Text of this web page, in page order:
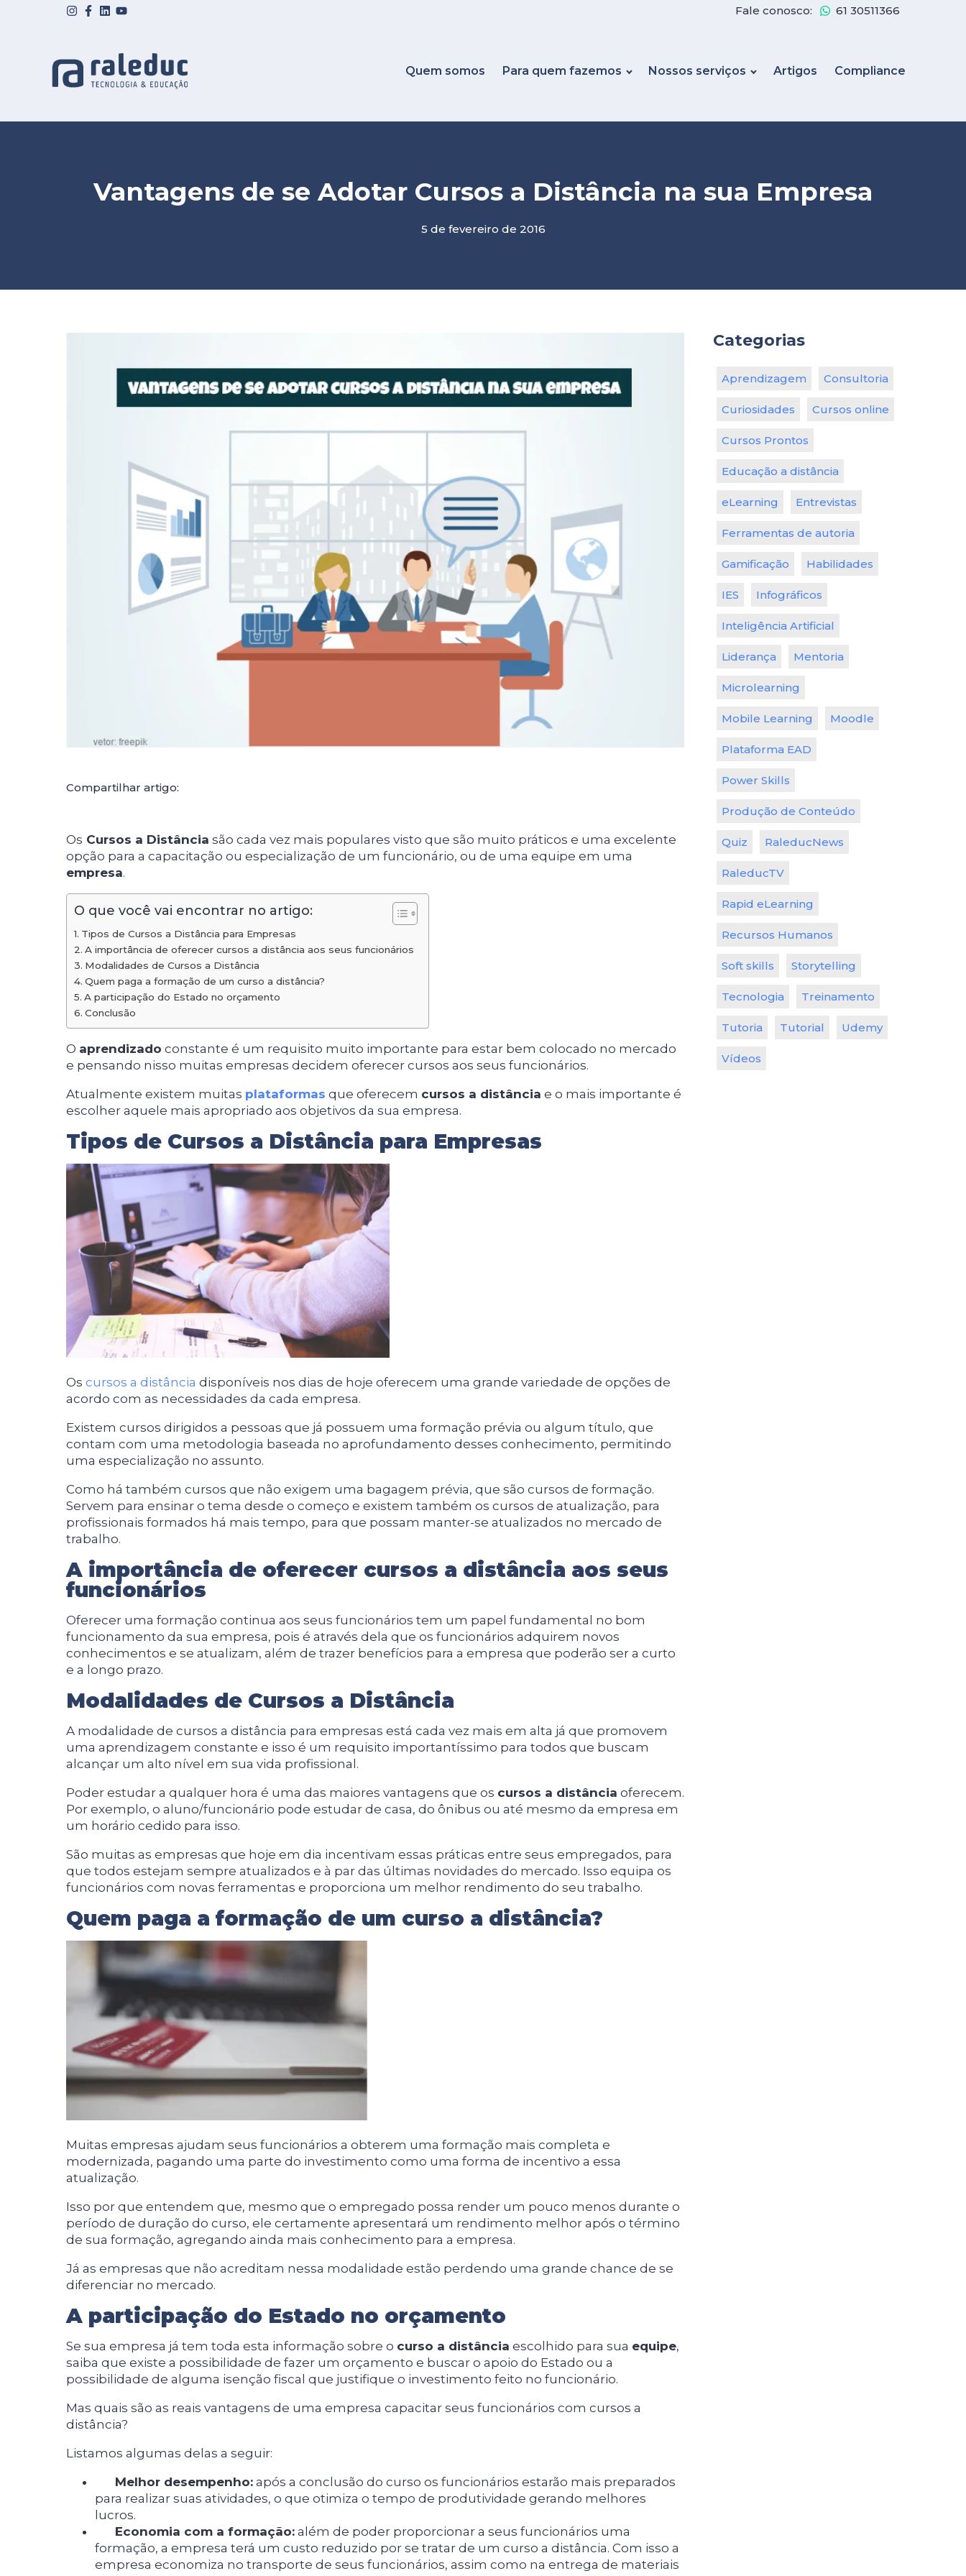
Fale conosco: 61 30511366
Quem somos Para quem fazemos Nossos serviços Artigos Compliance
Vantagens de se Adotar Cursos a Distância na sua Empresa
5 de fevereiro de 2016
Compartilhar artigo:
Os Cursos a Distância são cada vez mais populares visto que são muito práticos e uma excelente
opção para a capacitação ou especialização de um funcionário, ou de uma equipe em uma
empresa.
O que você vai encontrar no artigo:
Tipos de Cursos a Distância para Empresas
A importância de oferecer cursos a distância aos seus funcionários
Modalidades de Cursos a Distância
Quem paga a formação de um curso a distância?
A participação do Estado no orçamento
Conclusão
O aprendizado constante é um requisito muito importante para estar bem colocado no mercado
e pensando nisso muitas empresas decidem oferecer cursos aos seus funcionários.
Atualmente existem muitas plataformas que oferecem cursos a distância e o mais importante é
escolher aquele mais apropriado aos objetivos da sua empresa.
Tipos de Cursos a Distância para Empresas
Os cursos a distância disponíveis nos dias de hoje oferecem uma grande variedade de opções de
acordo com as necessidades da cada empresa.
Existem cursos dirigidos a pessoas que já possuem uma formação prévia ou algum título, que
contam com uma metodologia baseada no aprofundamento desses conhecimento, permitindo
uma especialização no assunto.
Como há também cursos que não exigem uma bagagem prévia, que são cursos de formação.
Servem para ensinar o tema desde o começo e existem também os cursos de atualização, para
profissionais formados há mais tempo, para que possam manter-se atualizados no mercado de
trabalho.
A importância de oferecer cursos a distância aos seus
funcionários
Oferecer uma formação continua aos seus funcionários tem um papel fundamental no bom
funcionamento da sua empresa, pois é através dela que os funcionários adquirem novos
conhecimentos e se atualizam, além de trazer benefícios para a empresa que poderão ser a curto
e a longo prazo.
Modalidades de Cursos a Distância
A modalidade de cursos a distância para empresas está cada vez mais em alta já que promovem
uma aprendizagem constante e isso é um requisito importantíssimo para todos que buscam
alcançar um alto nível em sua vida profissional.
Poder estudar a qualquer hora é uma das maiores vantagens que os cursos a distância oferecem.
Por exemplo, o aluno/funcionário pode estudar de casa, do ônibus ou até mesmo da empresa em
um horário cedido para isso.
São muitas as empresas que hoje em dia incentivam essas práticas entre seus empregados, para
que todos estejam sempre atualizados e à par das últimas novidades do mercado. Isso equipa os
funcionários com novas ferramentas e proporciona um melhor rendimento do seu trabalho.
Quem paga a formação de um curso a distância?
Muitas empresas ajudam seus funcionários a obterem uma formação mais completa e
modernizada, pagando uma parte do investimento como uma forma de incentivo a essa
atualização.
Isso por que entendem que, mesmo que o empregado possa render um pouco menos durante o
período de duração do curso, ele certamente apresentará um rendimento melhor após o término
de sua formação, agregando ainda mais conhecimento para a empresa.
Já as empresas que não acreditam nessa modalidade estão perdendo uma grande chance de se
diferenciar no mercado.
A participação do Estado no orçamento
Se sua empresa já tem toda esta informação sobre o curso a distância escolhido para sua equipe,
saiba que existe a possibilidade de fazer um orçamento e buscar o apoio do Estado ou a
possibilidade de alguma isenção fiscal que justifique o investimento feito no funcionário.
Mas quais são as reais vantagens de uma empresa capacitar seus funcionários com cursos a
distância?
Listamos algumas delas a seguir:
Melhor desempenho: após a conclusão do curso os funcionários estarão mais preparados
para realizar suas atividades, o que otimiza o tempo de produtividade gerando melhores
lucros.
Economia com a formação: além de poder proporcionar a seus funcionários uma
formação, a empresa terá um custo reduzido por se tratar de um curso a distância. Com isso a
empresa economiza no transporte de seus funcionários, assim como na entrega de materiais
Categorias
Aprendizagem Consultoria
Curiosidades Cursos online
Cursos Prontos
Educação a distância
eLearning Entrevistas
Ferramentas de autoria
Gamificação Habilidades
IES Infográficos
Inteligência Artificial
Liderança Mentoria
Microlearning
Mobile Learning Moodle
Plataforma EAD
Power Skills
Produção de Conteúdo
Quiz RaleducNews
RaleducTV
Rapid eLearning
Recursos Humanos
Soft skills Storytelling
Tecnologia Treinamento
Tutoria Tutorial Udemy
Vídeos